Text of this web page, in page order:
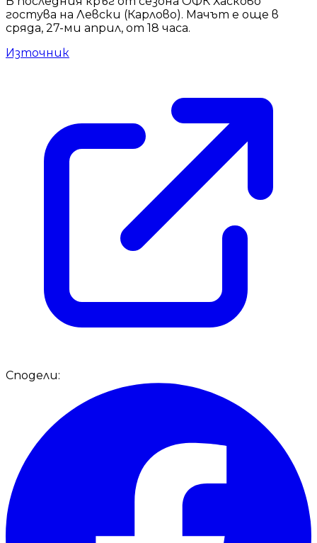
гостува на Левски (Карлово). Мачът е още в
сряда, 27-ми април, от 18 часа.
Източник
Сподели: